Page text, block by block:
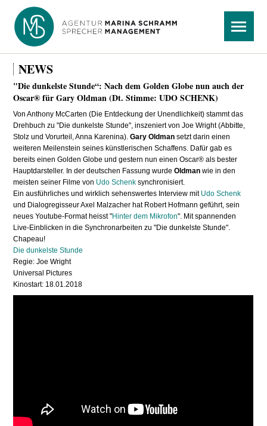
Navigation
überspringen
NEWS
"Die dunkelste Stunde“: Nach dem Golden Globe nun auch der
Oscar® für Gary Oldman (Dt. Stimme: UDO SCHENK)
Von Anthony McCarten (Die Entdeckung der Unendlichkeit) stammt das
Drehbuch zu "Die dunkelste Stunde", inszeniert von Joe Wright (Abbitte,
Stolz und Vorurteil, Anna Karenina).Gary Oldman setzt darin einen
weiteren Meilenstein seines künstlerischen Schaffens. Dafür gab es
bereits einen Golden Globe und gestern nun einen Oscar® als bester
Hauptdarsteller. In der deutschen Fassung wurdeOldman wie in den
meisten seiner Filme von Udo Schenk synchronisiert.
Ein ausführliches und wirklich sehenswertes Interview mit Udo Schenk
und Dialogregisseur Axel Malzacher hat Robert Hofmann geführt, sein
neues Youtube-Format heisst "Hinter dem Mikrofon". Mit spannenden
Live-Einblicken in die Synchronarbeiten zu "Die dunkelste Stunde".
Chapeau!
Die dunkelste Stunde
Regie: Joe Wright
Universal Pictures
Kinostart: 18.01.2018